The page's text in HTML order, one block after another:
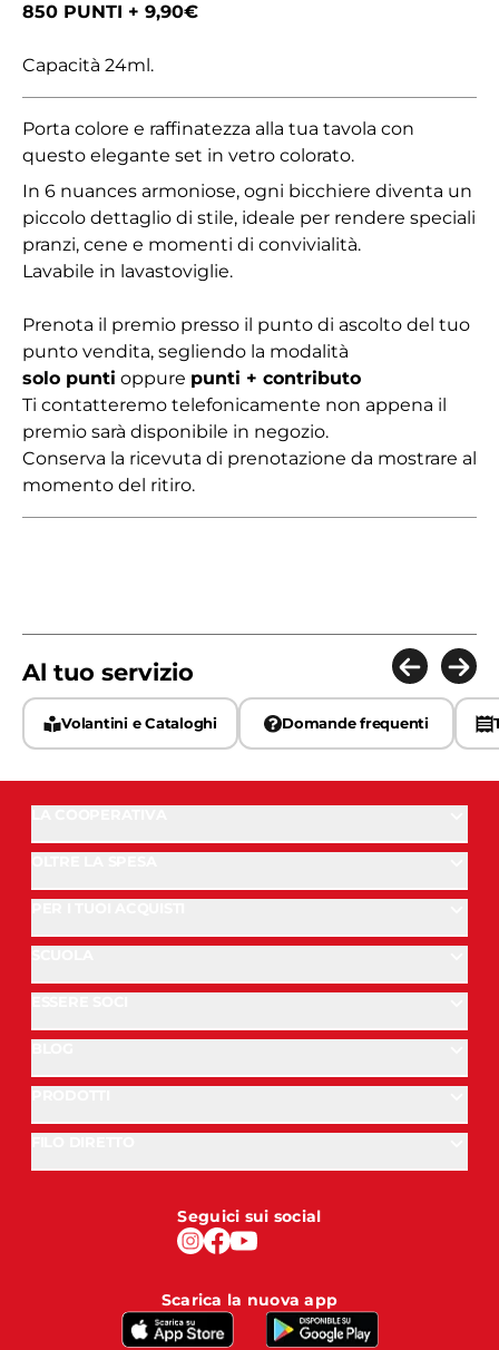
850 PUNTI + 9,90€
Capacità 24ml.
Porta colore e raffinatezza alla tua tavola con
questo elegante set in vetro colorato.
In 6 nuances armoniose, ogni bicchiere diventa un
piccolo dettaglio di stile, ideale per rendere speciali
pranzi, cene e momenti di convivialità.
Lavabile in lavastoviglie.
Prenota il premio presso il punto di ascolto del tuo
punto vendita, segliendo la modalità
solo punti oppure punti + contributo
Ti contatteremo telefonicamente non appena il
premio sarà disponibile in negozio.
Conserva la ricevuta di prenotazione da mostrare al
momento del ritiro.
Al tuo servizio
Volantini e Cataloghi Domande frequenti
Seguici sui social
Scarica la nuova app